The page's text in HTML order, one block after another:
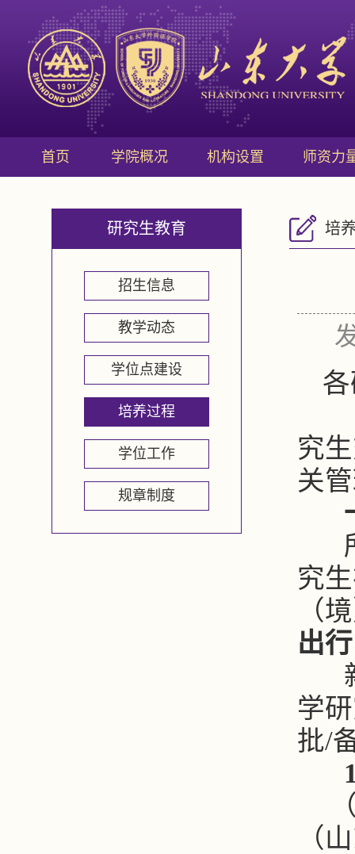
首页 学院概况 机构设置 师资力
研究生教育
招生信息
教学动态
学位点建设
培养过程
学位工作
规章制度
培
究
关
究
（
出行
学
批/
（